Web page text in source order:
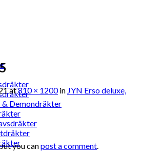
& Demondräkter
at810 × 1200in JYN Erso deluxe,
you canpost a comment.